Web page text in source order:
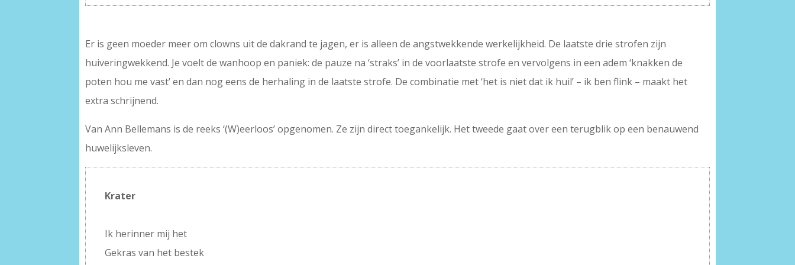
Er is geen moeder meer om clowns uit de dakrand te jagen, er is alleen de angstwekkende werkelijkheid. De laatste drie strofen zijn
huiveringwekkend. Je voelt de wanhoop en paniek: de pauze na ‘straks’ in de voorlaatste strofe en vervolgens in een adem ‘knakken de
poten hou me vast’ en dan nog eens de herhaling in de laatste strofe. De combinatie met ‘het is niet dat ik huil’ – ik ben flink – maakt het
extra schrijnend.
Van Ann Bellemans is de reeks ‘(W)eerloos’ opgenomen. Ze zijn direct toegankelijk. Het tweede gaat over een terugblik op een benauwend
huwelijksleven.
Krater
Ik herinner mij het
Gekras van het bestek